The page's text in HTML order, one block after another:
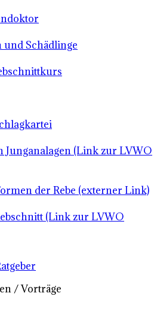
Schädlinge
Junganalagen (Link zur LVWO
der Rebe (externer Link)
(Link zur LVWO
/ Vorträge